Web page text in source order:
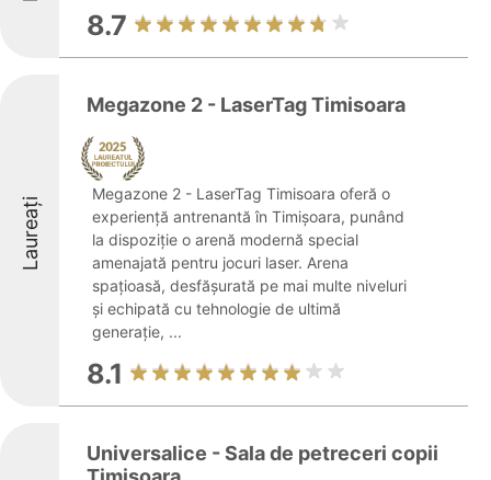
8.7
Laureați
Megazone 2 - LaserTag Timisoara
Megazone 2 - LaserTag Timisoara oferă o
experiență antrenantă în Timișoara, punând
la dispoziție o arenă modernă special
amenajată pentru jocuri laser. Arena
spațioasă, desfășurată pe mai multe niveluri
și echipată cu tehnologie de ultimă
generație, ...
8.1
Universalice - Sala de petreceri copii